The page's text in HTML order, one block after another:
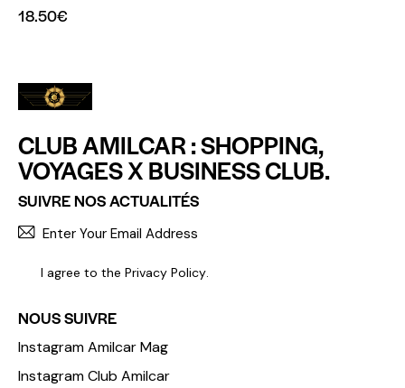
18.50€
CLUB AMILCAR : SHOPPING,
VOYAGES X BUSINESS CLUB.
SUIVRE NOS ACTUALITÉS
I agree to the Privacy Policy.
NOUS SUIVRE
Instagram Amilcar Mag
Instagram Club Amilcar